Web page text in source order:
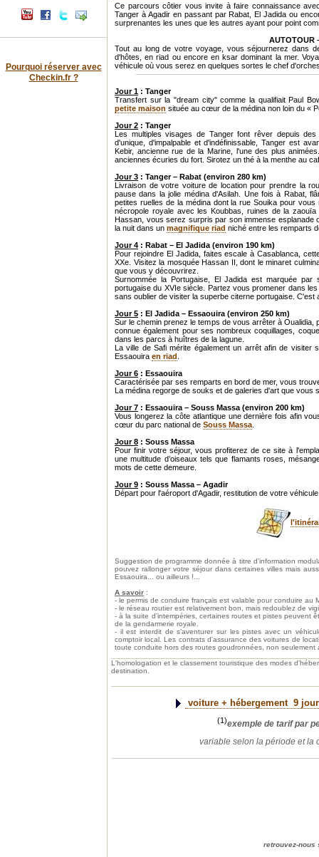
Pourquoi réserver avec
Checkin.fr ?
Ce parcours côtier vous invite à faire connaissance
Tanger à Agadir en passant par Rabat, El Jadida ou
surprenantes les unes que les autres ayant pour point
AUTOTOUR
Tout au long de votre voyage, vous séjournerez dans
d'hôtes, en riad ou encore en ksar dominant la mer.
véhicule où vous serez en quelques sortes le chef
Jour 1 : Tanger
Transfert sur la "dream city" comme la qualifiait Paul
petite maison située au cœur de la médina non loin du «
Jour 2 : Tanger
Les multiples visages de Tanger font rêver depuis
d'unique, d'impalpable et d'indéfinissable, Tanger est
Kebir, ancienne rue de la Marine, l'une des plus
anciennes écuries du fort. Sirotez un thé à la menthe au
Jour 3 : Tanger – Rabat (environ 280 km)
Livraison de votre voiture de location pour prendre la
pause dans la jolie médina d'Asilah. Une fois à Rabat,
petites ruelles de la médina dont la rue Souika pour
nécropole royale avec les Koubbas, ruines de la
Hassan, vous serez surpris par son immense esplanade
la nuit dans un magnifique riad niché entre les remparts
Jour 4 : Rabat – El Jadida (environ 190 km)
Pour rejoindre El Jadida, faites escale à Casablanca,
XXe. Visitez la mosquée Hassan II, dont le minaret
que vous y découvrirez.
Surnommée la Portugaise, El Jadida est marquée par
portugaise du XVIe siècle. Partez vous promener dans
sans oublier de visiter la superbe citerne portugaise.
Jour 5 : El Jadida – Essaouira (environ 250 km)
Sur le chemin prenez le temps de vous arrêter à
connue également pour ses nombreux coquillages,
dans les parcs à huîtres de la lagune.
La ville de Safi mérite également un arrêt afin de visiter
Essaouira en riad
Jour 6 : Essaouira
Caractérisée par ses remparts en bord de mer, vous
La médina regorge de souks et de galeries d'art que vous
Jour 7 : Essaouira – Souss Massa (environ 200 km)
Vous longerez la côte atlantique une dernière fois afin
cœur du parc national de Souss Massa
Jour 8 : Souss Massa
Pour finir votre séjour, vous profiterez de ce site à
une multitude d’oiseaux tels que flamants roses,
mots de cette demeure.
Jour 9 : Souss Massa – Agadir
Départ pour l'aéroport d'Agadir, restitution de votre
Suggestion de programme donnée à titre d'information
pouvez rallonger votre séjour dans certaines villes mais
Essaouira... ou ailleurs !...
A savoir :
- le permis de conduire français est valable pour conduire au
- le réseau routier est relativement bon, mais redoublez de
- à la suite d’intempéries, certaines routes et pistes peuvent
de la gendarmerie royale.
- il est interdit de s’aventurer sur les pistes avec un
comptoir local. Les contrats d'assurance des voitures de
toute conduite hors des routes goudronnées, non
L'homologation et le classement touristique des modes
destination.
voiture + hébergement 9
(1)exemple de tarif par
variable selon la période et la
retrouvez-